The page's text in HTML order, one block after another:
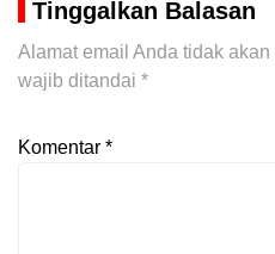
Tinggalkan Balasan
Alamat email Anda tidak
wajib ditandai *
Komentar *